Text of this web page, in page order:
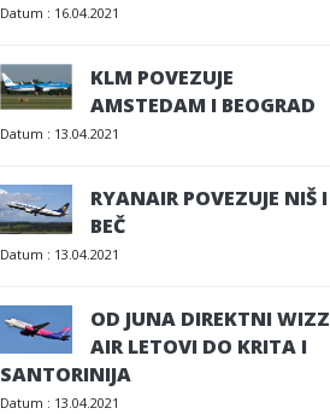
Datum : 16.04.2021
KLM POVEZUJE
AMSTEDAM I BEOGRAD
Datum : 13.04.2021
RYANAIR POVEZUJE NIŠ I
BEČ
Datum : 13.04.2021
OD JUNA DIREKTNI WIZZ
AIR LETOVI DO KRITA I
SANTORINIJA
Datum : 13.04.2021